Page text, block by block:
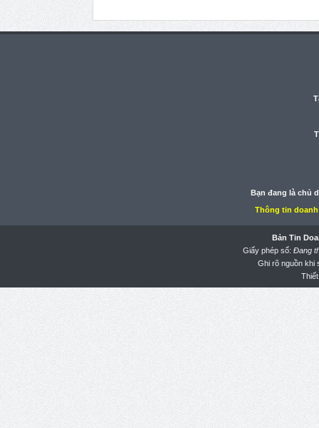
Bạn đang là chủ
Thông tin
Bản Tin
Giấy phép số: Đang
Ghi rõ nguồn khi